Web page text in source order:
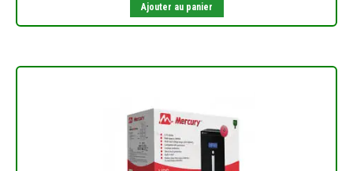
Ajouter au panier